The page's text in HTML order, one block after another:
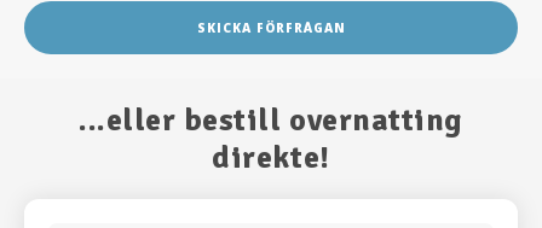
...eller bestill overnatting
direkte!